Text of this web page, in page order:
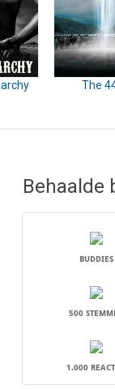
The
Behaalde
BUDDIES
500
1.000